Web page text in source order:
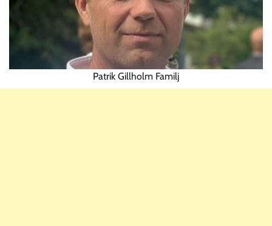
Patrik Gillholm Familj